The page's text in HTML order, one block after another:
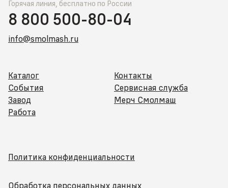
Каталог
События
Завод
Работа
Контакты
Сервисная служба
Мерч Смолмаш
Горячая линия, бесплатно по России
8 800 500-80-04
info@smolmash.ru
Политика конфиденциальности
Обработка персональных данных